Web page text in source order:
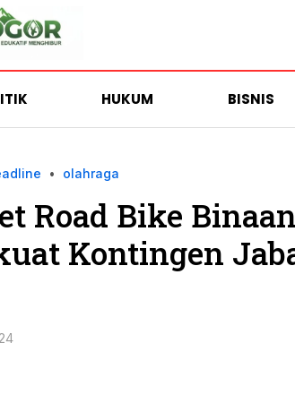
HUKUM BISNIS
• olahraga
Road Bike
Kontingen